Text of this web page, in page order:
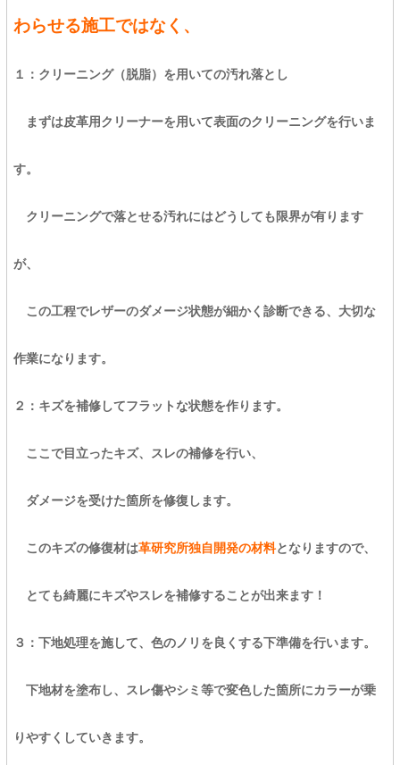
わらせる施工ではなく、
１：クリーニング（脱脂）を用いての汚れ落とし
まずは皮革用クリーナーを用いて表面のクリーニングを行いま
す。
クリーニングで落とせる汚れにはどうしても限界が有ります
が、
この工程でレザーのダメージ状態が細かく診断できる、大切な
作業になります。
２：キズを補修してフラットな状態を作ります。
ここで目立ったキズ、スレの補修を行い、
ダメージを受けた箇所を修復します。
このキズの修復材は革研究所独自開発の材料となりますので、
とても綺麗にキズやスレを補修することが出来ます！
３：下地処理を施して、色のノリを良くする下準備を行います。
下地材を塗布し、スレ傷やシミ等で変色した箇所にカラーが乗
りやすくしていきます。